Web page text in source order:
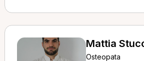
Mattia
Osteopata